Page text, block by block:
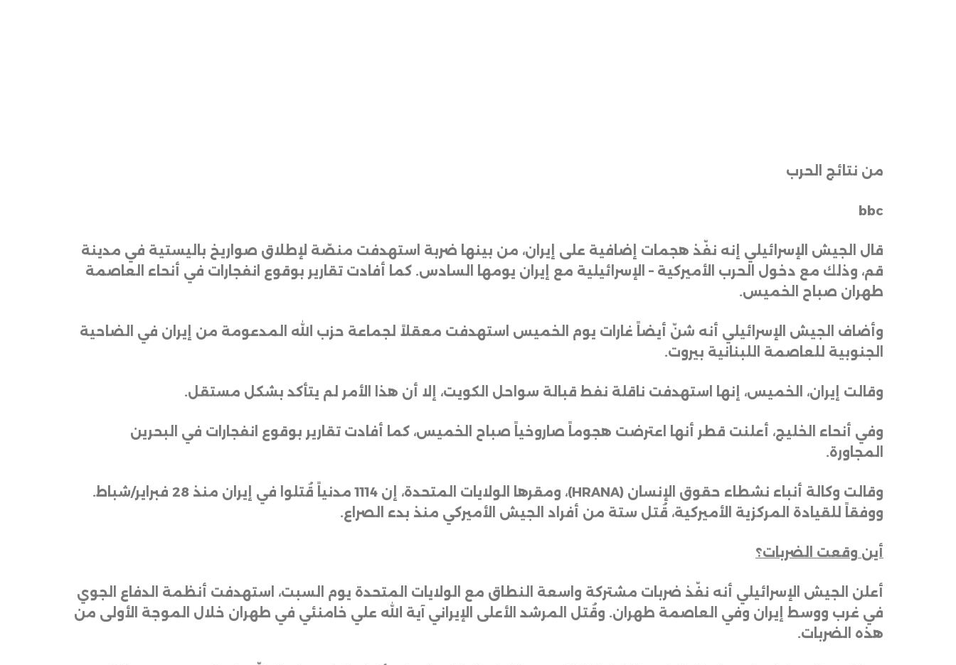
من نتائج الحرب
bbc
قال الجيش الإسرائيلي إنه نفّذ هجمات إضافية على إيران، من بينها ضربة استهدفت منصّة لإطلاق صواريخ باليستية في مدينة
قم، وذلك مع دخول الحرب الأميركية – الإسرائيلية مع إيران يومها السادس. كما أفادت تقارير بوقوع انفجارات في أنحاء العاصمة
طهران صباح الخميس.
وأضاف الجيش الإسرائيلي أنه شنّ أيضاً غارات يوم الخميس استهدفت معقلاً لجماعة حزب الله المدعومة من إيران في الضاحية
الجنوبية للعاصمة اللبنانية بيروت.
وقالت إيران، الخميس، إنها استهدفت ناقلة نفط قبالة سواحل الكويت، إلا أن هذا الأمر لم يتأكد بشكل مستقل.
وفي أنحاء الخليج، أعلنت قطر أنها اعترضت هجوماً صاروخياً صباح الخميس، كما أفادت تقارير بوقوع انفجارات في البحرين
المجاورة.
وقالت وكالة أنباء نشطاء حقوق الإنسان (HRANA)
، ومقرها الولايات المتحدة، إن 1114 مدنياً قُتلوا في إيران منذ 28 فبراير/شباط.
ووفقاً للقيادة المركزية الأميركية، قُتل ستة من أفراد الجيش الأميركي منذ بدء الصراع.
أين وقعت الضربات؟
أعلن الجيش الإسرائيلي أنه نفّذ ضربات مشتركة واسعة النطاق مع الولايات المتحدة يوم السبت، استهدفت أنظمة الدفاع الجوي
في غرب ووسط إيران وفي العاصمة طهران. وقُتل المرشد الأعلى الإيراني آية الله علي خامنئي في طهران خلال الموجة الأولى من
هذه الضربات.